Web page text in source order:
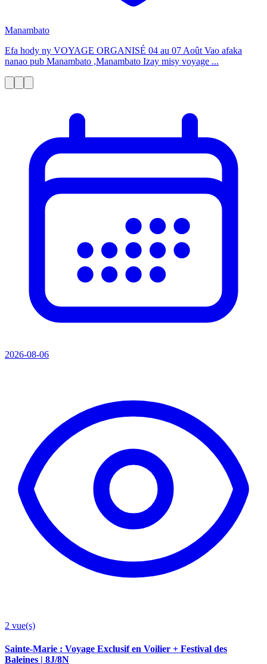
Manambato
Efa hody ny VOYAGE ORGANISÉ 04 au 07 Août Vao afaka
nanao pub Manambato ,Manambato Izay misy voyage ...
2026-08-06
2 vue(s)
Sainte-Marie : Voyage Exclusif en Voilier + Festival des
Baleines | 8J/8N